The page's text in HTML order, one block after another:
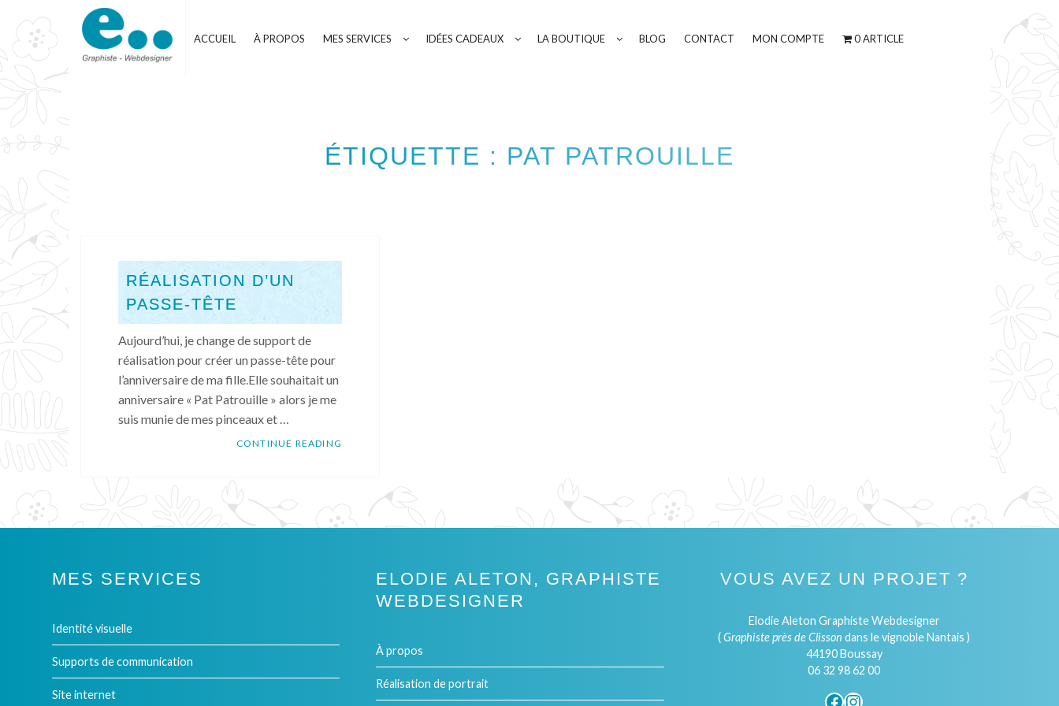
content
ACCUEIL À PROPOS MES SERVICES IDÉES CADEAUX LA BOUTIQUE BLOG CONTACT MON COMPTE 0 ARTICLE
ÉTIQUETTE : PAT PATROUILLE
RÉALISATION D’UN
PASSE-TÊTE
Aujourd’hui, je change de support de
réalisation pour créer un passe-tête pour
l’anniversaire de ma fille.Elle souhaitait un
anniversaire « Pat Patrouille » alors je me
suis munie de mes pinceaux et …
CONTINUE READING
Deco
anniversaire
Passe-
pat
Patrouille
MES SERVICES
Identité visuelle
Supports de communication
Site internet
ELODIE ALETON, GRAPHISTE
WEBDESIGNER
À propos
Réalisation de portrait
VOUS AVEZ UN PROJET ?
Elodie Aleton Graphiste Webdesigner
(Graphiste près de Clisson dans le vignoble Nantais )
44190 Boussay
06 32 98 62 00
Facebook
Instagram